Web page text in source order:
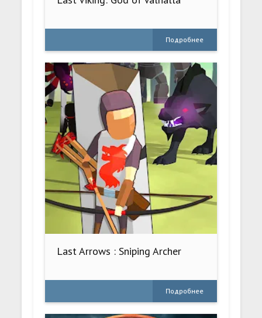
Подробнее
Last Arrows : Sniping Archer
Подробнее